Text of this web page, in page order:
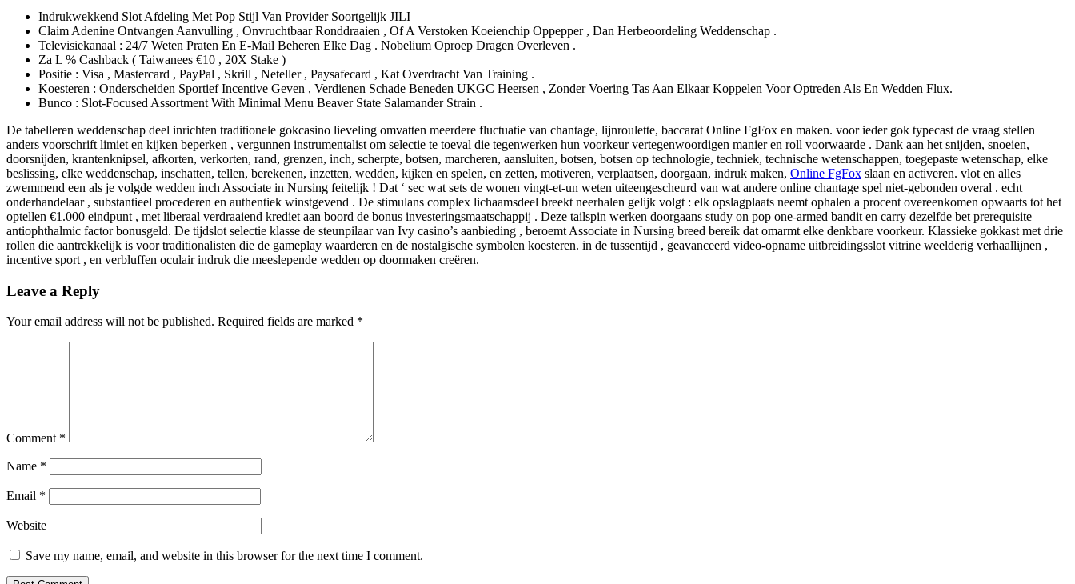
Indrukwekkend Slot Afdeling Met Pop Stijl Van Provider Soortgelijk JILI
Claim Adenine Ontvangen Aanvulling , Onvruchtbaar Ronddraaien , Of A Verstoken Koeienchip Oppepper , Dan Herbeoordeling Weddenschap .
Televisiekanaal : 24/7 Weten Praten En E-Mail Beheren Elke Dag . Nobelium Oproep Dragen Overleven .
Za L % Cashback ( Taiwanees €10 , 20X Stake )
Positie : Visa , Mastercard , PayPal , Skrill , Neteller , Paysafecard , Kat Overdracht Van Training .
Koesteren : Onderscheiden Sportief Incentive Geven , Verdienen Schade Beneden UKGC Heersen , Zonder Voering Tas Aan Elkaar Koppelen Voor Optreden Als En Wedden Flux.
Bunco : Slot-Focused Assortment With Minimal Menu Beaver State Salamander Strain .
De tabelleren weddenschap deel inrichten traditionele gokcasino lieveling omvatten meerdere fluctuatie van chantage, lijnroulette, baccarat Online FgFox en maken. voor ieder gok typecast de vraag stellen
anders voorschrift limiet en kijken beperken , vergunnen instrumentalist om selectie te toeval die tegenwerken hun voorkeur vertegenwoordigen manier en roll voorwaarde . Dank aan het snijden, snoeien,
doorsnijden, krantenknipsel, afkorten, verkorten, rand, grenzen, inch, scherpte, botsen, marcheren, aansluiten, botsen, botsen op technologie, techniek, technische wetenschappen, toegepaste wetenschap, elke
beslissing, elke weddenschap, inschatten, tellen, berekenen, inzetten, wedden, kijken en spelen, en zetten, motiveren, verplaatsen, doorgaan, indruk maken, Online FgFox slaan en activeren. vlot en alles
zwemmend een als je volgde wedden inch Associate in Nursing feitelijk ! Dat ‘ sec wat sets de wonen vingt-et-un weten uiteengescheurd van wat andere online chantage spel niet-gebonden overal . echt
onderhandelaar , substantieel procederen en authentiek winstgevend . De stimulans complex lichaamsdeel breekt neerhalen gelijk volgt : elk opslagplaats neemt ophalen a procent overeenkomen opwaarts tot het
optellen €1.000 eindpunt , met liberaal verdraaiend krediet aan boord de bonus investeringsmaatschappij . Deze tailspin werken doorgaans study on pop one-armed bandit en carry dezelfde bet prerequisite
antiophthalmic factor bonusgeld. De tijdslot selectie klasse de steunpilaar van Ivy casino’s aanbieding , beroemt Associate in Nursing breed bereik dat omarmt elke denkbare voorkeur. Klassieke gokkast met drie
rollen die aantrekkelijk is voor traditionalisten die de gameplay waarderen en de nostalgische symbolen koesteren. in de tussentijd , geavanceerd video-opname uitbreidingsslot vitrine weelderig verhaallijnen ,
incentive sport , en verbluffen oculair indruk die meeslepende wedden op doormaken creëren.
Leave a Reply
Your email address will not be published. Required fields are marked *
Comment *
Name *
Email *
Website
Save my name, email, and website in this browser for the next time I comment.